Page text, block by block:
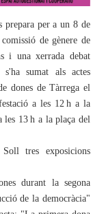
prepara per a un 8 de
de gènere de
i una xerrada debat
sumat als actes
dones de Tàrrega el
a les 12 h a la
les 13 h a la plaça del
tres exposicions
durant la segona
de la democràcia"